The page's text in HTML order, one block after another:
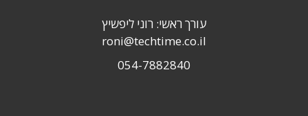
עורך ראשי: רוני ליפשיץ
roni@techtime.co.il
054-7882840